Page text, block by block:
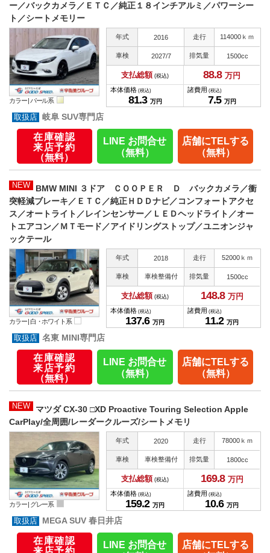
ー／バックカメラ／ＥＴＣ／純正１８インチアルミ／パワーシー
ト／シートメモリー
カラー | パール系
年式 2016 走行 114000ｋｍ
車検 2027/7 排気量 1500cc
支払総額 (税込) 88.8 万円
本体価格 (税込)
81.3 万円
諸費用 (税込)
7.5 万円
岐阜 SUV専門店
在庫確認
来店予約
（無料）
LINE お問合せ
（無料）
店舗にTELする
（無料）
NEW
BMW MINI ３ドア ＣＯＯＰＥＲ Ｄ バックカメラ／衝
突軽減ブレーキ／ＥＴＣ／純正ＨＤＤナビ／コンフォートアクセ
ス／オートライト／レインセンサー／ＬＥＤヘッドライト／オー
トエアコン／ＭＴモード／アイドリングストップ／ユニオンジャ
ックテール
カラー |白・ホワイト系
年式 2018 走行 52000ｋｍ
車検 車検整備付 排気量 1500cc
支払総額 (税込) 148.8 万円
本体価格 (税込)
137.6 万円
諸費用 (税込)
11.2 万円
名東 MINI専門店
在庫確認
来店予約
（無料）
LINE お問合せ
（無料）
店舗にTELする
（無料）
NEW
マツダ CX-30 □XD Proactive Touring Selection Apple
CarPlay/全周囲/レーダークルーズ/シートメモリ
カラー | グレー系
年式 2020 走行 78000ｋｍ
車検 車検整備付 排気量 1800cc
支払総額 (税込) 169.8 万円
本体価格 (税込)
159.2 万円
諸費用 (税込)
10.6 万円
MEGA SUV 春日井店
在庫確認
来店予約
LINE お問合せ 店舗にTELする